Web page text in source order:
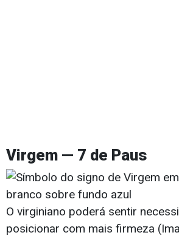
Virgem — 7 de Paus
O virginiano poderá sentir
posicionar com mais firmeza